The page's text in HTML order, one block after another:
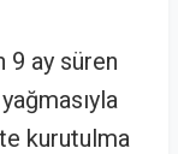
9 ay süren
kurutulma